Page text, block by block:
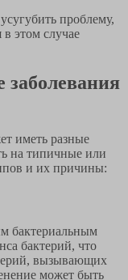
проблему,
в этом случае
иметь разные
на типичные или
и их причины:
бактериальным
бактерий, что
вызывающих
может быть